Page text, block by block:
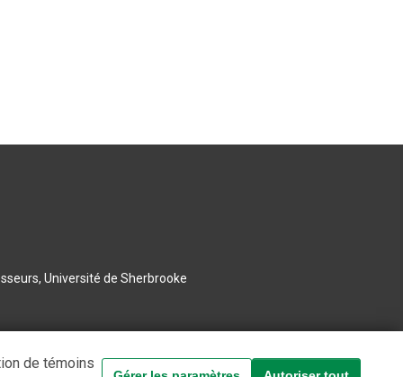
Université de Sherbrooke
de témoins